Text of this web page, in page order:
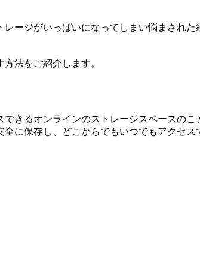
ージがいっぱいになってしまい悩まされ
法をご紹介します。
きるオンラインのストレージスペースのこ
に保存し、どこからでもいつでもアクセス